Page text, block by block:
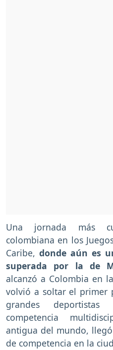
Una jornada más
colombiana en los
Caribe, donde aún es
superada por la de
alcanzó a Colombia en
volvió a soltar el primer
grandes
competencia
antigua del mundo,
de competencia en la